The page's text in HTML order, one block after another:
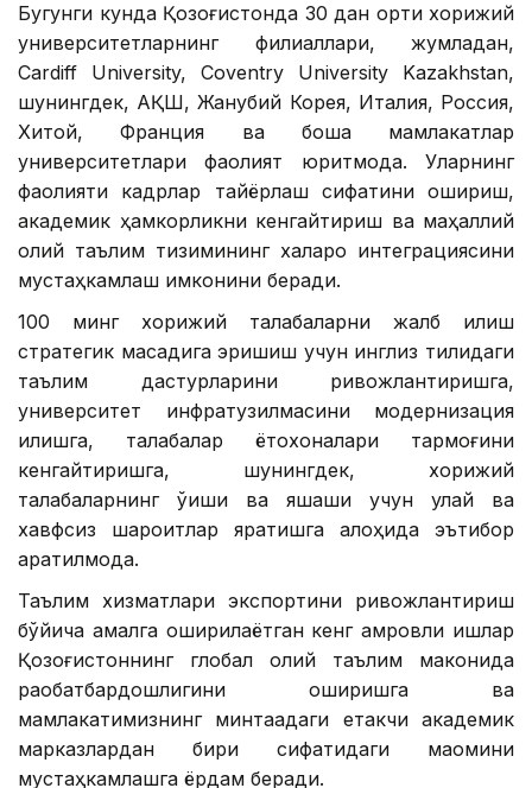
Бугунги кунда Қозоғистонда 30 дан ортиқ хорижий
университетларнинг филиаллари, жумладан,
Cardiff University, Coventry University Kazakhstan,
шунингдек, АҚШ, Жанубий Корея, Италия, Россия,
Хитой, Франция ва бошқа мамлакатлар
университетлари фаолият юритмоқда. Уларнинг
фаолияти кадрлар тайёрлаш сифатини ошириш,
академик ҳамкорликни кенгайтириш ва маҳаллий
олий таълим тизимининг халқаро интеграциясини
мустаҳкамлаш имконини беради.
100 минг хорижий талабаларни жалб қилиш
стратегик мақсадига эришиш учун инглиз тилидаги
таълим дастурларини ривожлантиришга,
университет инфратузилмасини модернизация
қилишга, талабалар ётоқхоналари тармоғини
кенгайтиришга, шунингдек, хорижий
талабаларнинг ўқиши ва яшаши учун қулай ва
хавфсиз шароитлар яратишга алоҳида эътибор
қаратилмоқда.
Таълим хизматлари экспортини ривожлантириш
бўйича амалга оширилаётган кенг қамровли ишлар
Қозоғистоннинг глобал олий таълим маконида
рақобатбардошлигини оширишга ва
мамлакатимизнинг минтақадаги етакчи академик
марказлардан бири сифатидаги мақомини
мустаҳкамлашга ёрдам беради.